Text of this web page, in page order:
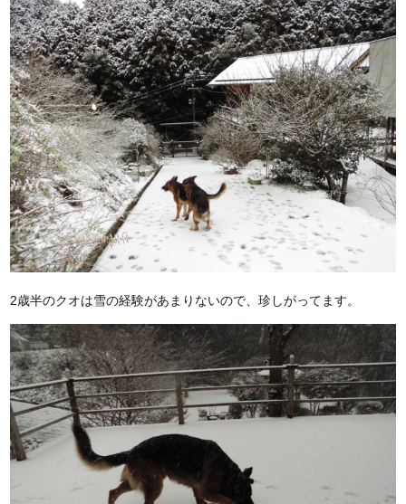
2歳半のクオは雪の経験があまりないので、珍しがってます。